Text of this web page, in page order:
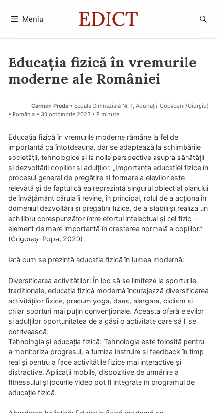
Meniu
Educația fizică în vremurile
moderne ale României
Carmen Preda • Școala Gimnazială Nr. 1, Adunații-Copăceni (Giurgiu)
• România
30 octombrie 2023 • 8 minute
Educația fizică în vremurile moderne rămâne la fel de
importantă ca întotdeauna, dar se adaptează la schimbările
societății, tehnologice și la noile perspective asupra sănătății
și dezvoltării copiilor și adulților. „Importanța educației fizice în
procesul general de pregătire și formare a elevilor este
relevată și de faptul că ea reprezintă singurul obiect al planului
de învățământ căruia îi revine, în principal, rolul de a acționa în
domeniul dezvoltării și pregătirii fizice, de a stabili și realiza un
echilibru corespunzător între efortul intelectual și cel fizic –
element de mare importantă în creșterea normală a copiilor.”
(Grigoraș-Popa, 2020)
Iată cum se prezintă educația fizică în lumea modernă:
Diversificarea activităților: În loc să se limiteze la sporturile
tradiționale, educația fizică modernă încurajează diversificarea
activităților fizice, precum yoga, dans, alergare, ciclism și
chiar sporturi mai puțin convenționale. Aceasta oferă elevilor
și adulților oportunitatea de a găsi o activitate care să li se
potrivească.
Tehnologia și educația fizică: Tehnologia este folosită pentru
a monitoriza progresul, a furniza instruire și feedback în timp
real și pentru a face activitățile fizice mai interactive și
distractive. Aplicații mobile, dispozitive de urmărire a
fitnessului și jocurile video pot fi integrate în programul de
educație fizică.